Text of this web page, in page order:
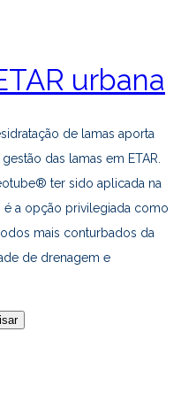
urbana
de lamas aporta
das lamas em ETAR.
ter sido aplicada na
é a opção privilegiada como
mais conturbados da
de drenagem e